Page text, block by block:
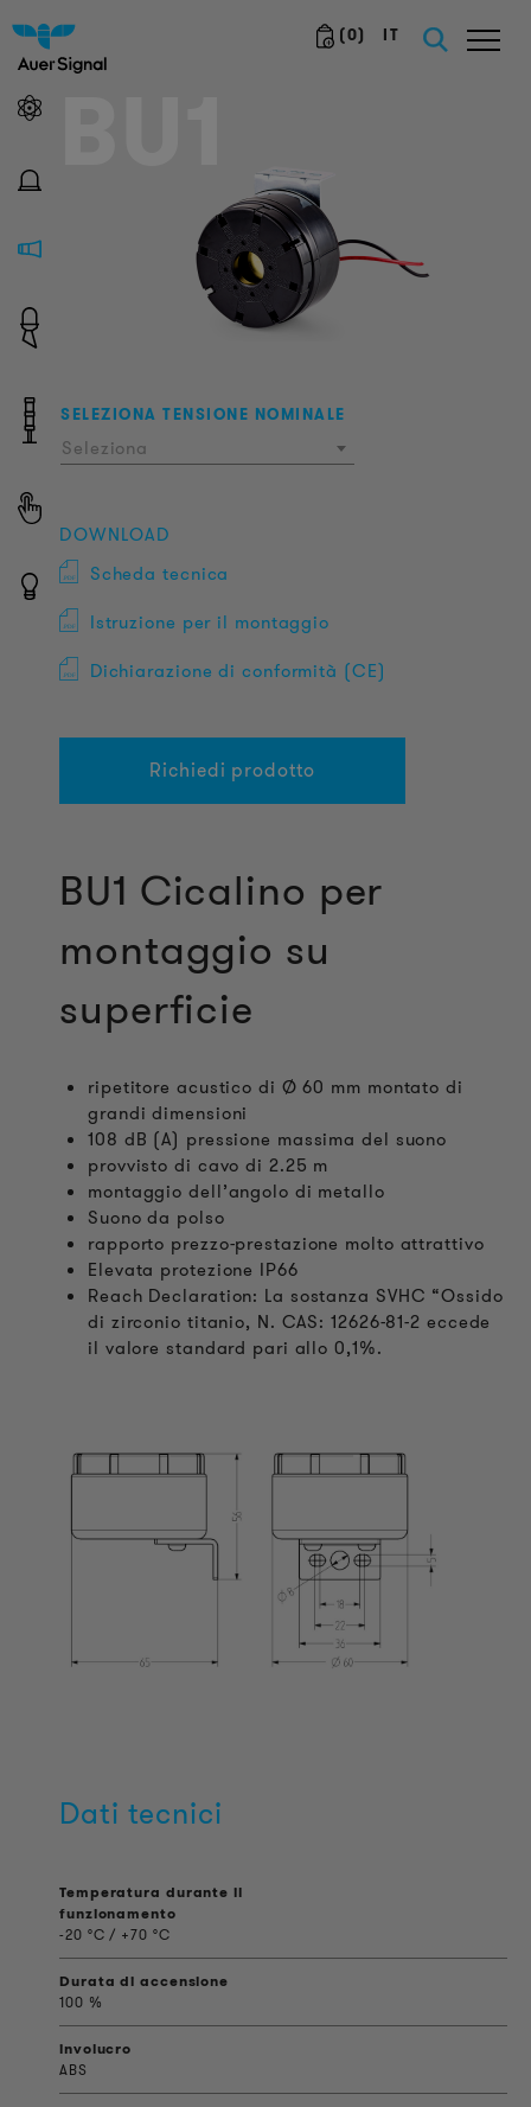
(0) IT
SELEZIONA TENSIONE NOMINALE
Seleziona
DOWNLOAD
Scheda tecnica
Istruzione per il montaggio
Dichiarazione di conformità (CE)
Richiedi prodotto
BU1 Cicalino per
montaggio su
superficie
ripetitore acustico di Ø 60 mm montato di
grandi dimensioni
108 dB (A) pressione massima del suono
provvisto di cavo di 2.25 m
montaggio dell’angolo di metallo
Suono da polso
rapporto prezzo-prestazione molto attrattivo
Elevata protezione IP66
Reach Declaration: La sostanza SVHC “Ossido
di zirconio titanio, N. CAS: 12626-81-2 eccede
il valore standard pari allo 0,1%.
Dati tecnici
Temperatura durante il
funzionamento
-20 °C / +70 °C
Durata di accensione
100 %
involucro
ABS